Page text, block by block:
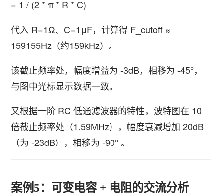
= 1 / (2 * π * R * C)
代入 R=1Ω、C=1μF，计算得 F_cutoff ≈
159155Hz（约159kHz）。
该截止频率处，幅度增益为 -3dB，相移为 -45°，
与图中光标显示数据一致。
又根据一阶 RC 低通滤波器的特性，波特图在 10
倍截止频率处（1.59MHz），幅度衰减增加 20dB
（为 -23dB），相移为 -90° 。
案例5：可变电容 + 电阻的交流分析